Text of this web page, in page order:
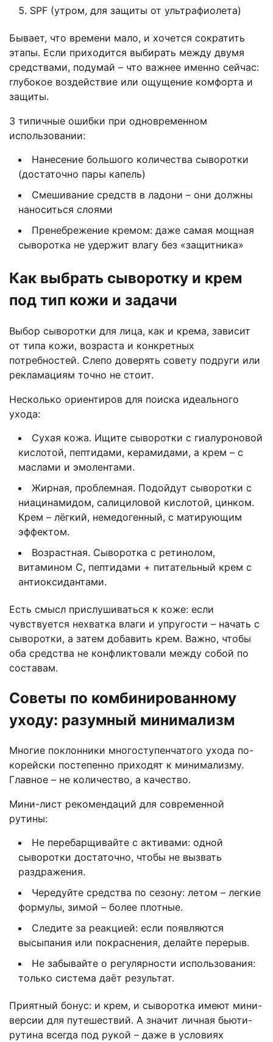
SPF (утром, для защиты от ультрафиолета)
Бывает, что времени мало, и хочется сократить
этапы. Если приходится выбирать между двумя
средствами, подумай – что важнее именно сейчас:
глубокое воздействие или ощущение комфорта и
защиты.
3 типичные ошибки при одновременном
использовании:
Нанесение большого количества сыворотки
(достаточно пары капель)
Смешивание средств в ладони – они должны
наноситься слоями
Пренебрежение кремом: даже самая мощная
сыворотка не удержит влагу без «защитника»
Как выбрать сыворотку и крем
под тип кожи и задачи
Выбор сыворотки для лица, как и крема, зависит
от типа кожи, возраста и конкретных
потребностей. Слепо доверять совету подруги или
рекламациям точно не стоит.
Несколько ориентиров для поиска идеального
ухода:
Сухая кожа. Ищите сыворотки с гиалуроновой
кислотой, пептидами, керамидами, а крем – с
маслами и эмолентами.
Жирная, проблемная. Подойдут сыворотки с
ниацинамидом, салициловой кислотой, цинком.
Крем – лёгкий, немедогенный, с матирующим
эффектом.
Возрастная. Сыворотка с ретинолом,
витамином С, пептидами + питательный крем с
антиоксидантами.
Есть смысл прислушиваться к коже: если
чувствуется нехватка влаги и упругости – начать с
сыворотки, а затем добавить крем. Важно, чтобы
оба средства не конфликтовали между собой по
составам.
Советы по комбинированному
уходу: разумный минимализм
Многие поклонники многоступенчатого ухода по-
корейски постепенно приходят к минимализму.
Главное – не количество, а качество.
Мини-лист рекомендаций для современной
рутины:
Не перебарщивайте с активами: одной
сыворотки достаточно, чтобы не вызвать
раздражения.
Чередуйте средства по сезону: летом – легкие
формулы, зимой – более плотные.
Следите за реакцией: если появляются
высыпания или покраснения, делайте перерыв.
Не забывайте о регулярности использования:
только система даёт результат.
Приятный бонус: и крем, и сыворотка имеют мини-
версии для путешествий. А значит личная бьюти-
рутина всегда под рукой – даже в условиях